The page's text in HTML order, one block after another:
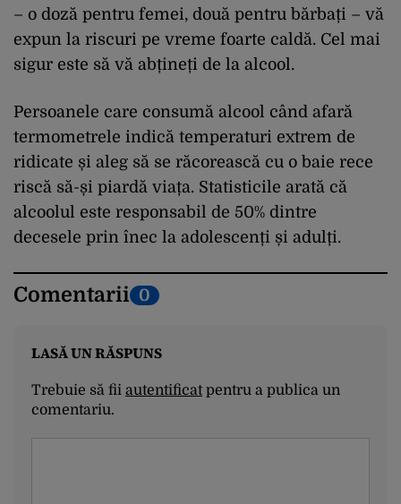
– o doză pentru femei, două pentru bărbați – vă
expun la riscuri pe vreme foarte caldă. Cel mai
sigur este să vă abțineți de la alcool.
Persoanele care consumă alcool când afară
termometrele indică temperaturi extrem de
ridicate și aleg să se răcorească cu o baie rece
riscă să-și piardă viața. Statisticile arată că
alcoolul este responsabil de 50% dintre
decesele prin înec la adolescenți și adulți.
Comentarii 0
LASĂ UN RĂSPUNS
Trebuie să fii autentificatpentru a publica un
comentariu.